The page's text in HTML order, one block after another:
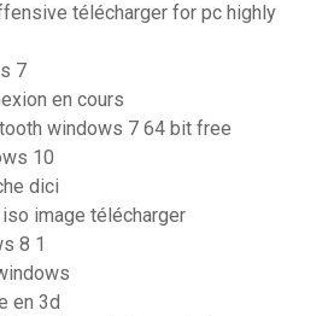
télécharger for pc highly
7
en cours
windows 7 64 bit free
10
dici
image télécharger
8 1
en 3d